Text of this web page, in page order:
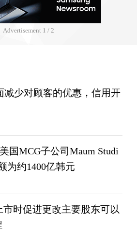
Advertisement 1 / 2
减少对顾客的优惠，信用开
国MCG子公司Maum Studi
为约1400亿韩元
市时促进更改主要股东可以